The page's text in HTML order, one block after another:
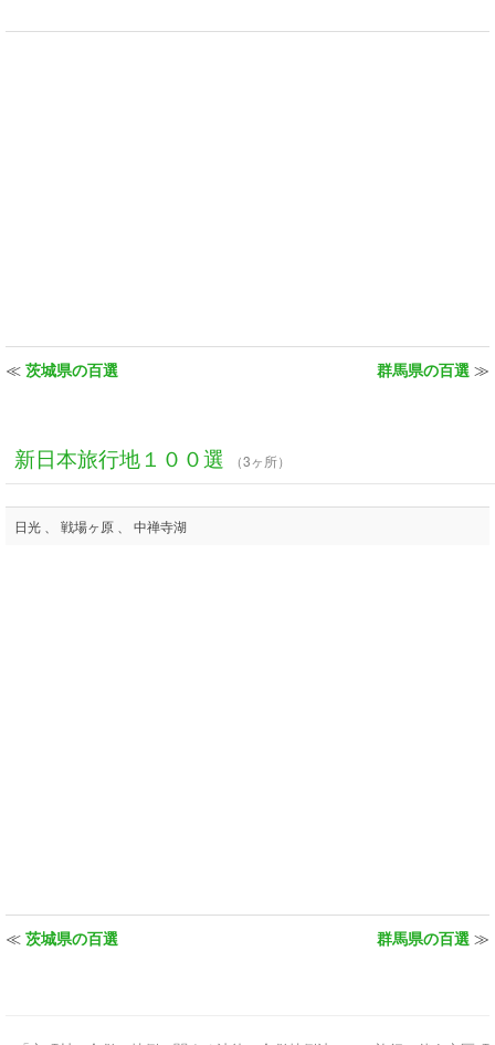
≪ 茨城県の百選 群馬県の百選 ≫
新日本旅行地１００選 （3ヶ所）
日光 、 戦場ヶ原 、 中禅寺湖
≪ 茨城県の百選 群馬県の百選 ≫